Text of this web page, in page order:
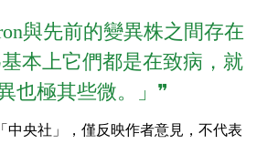
與先前的變異株之間存在
本上它們都是在致病，就
也極其些微。」❞
中央社」，僅反映作者意見，不代表